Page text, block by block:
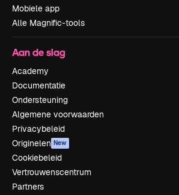
Mobiele app
Alle Magnific-tools
Aan de slag
Academy
Documentatie
Ondersteuning
Algemene voorwaarden
Privacybeleid
Originelen New
Cookiebeleid
Vertrouwenscentrum
Partners